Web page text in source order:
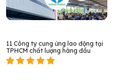
11 Công ty cung ứng lao động tại
TPHCM chất lượng hàng đầu